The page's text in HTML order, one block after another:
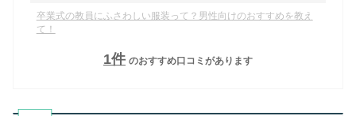
卒業式の教員にふさわしい服装って？男性向けのおすすめを教え
て！
1件 のおすすめ口コミがあります